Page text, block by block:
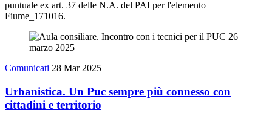
puntuale ex art. 37 delle N.A. del PAI per l'elemento
Fiume_171016.
Comunicati 28 Mar 2025
Urbanistica. Un Puc sempre più connesso con
cittadini e territorio